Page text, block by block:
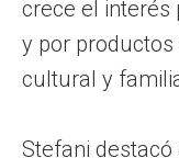
crece el interés
y por
cultural y
Stefani